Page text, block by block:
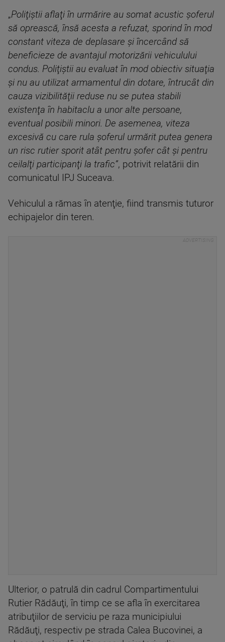
„Poliţiştii aflaţi în urmărire au somat acustic şoferul
să oprească, însă acesta a refuzat, sporind în mod
constant viteza de deplasare şi încercând să
beneficieze de avantajul motorizării vehiculului
condus. Poliţiştii au evaluat în mod obiectiv situaţia
şi nu au utilizat armamentul din dotare, întrucât din
cauza vizibilităţii reduse nu se putea stabili
existenţa în habitaclu a unor alte persoane,
eventual posibili minori. De asemenea, viteza
excesivă cu care rula şoferul urmărit putea genera
un risc rutier sporit atât pentru şofer cât şi pentru
ceilalţi participanţi la trafic”, potrivit relatării din
comunicatul IPJ Suceava.
Vehiculul a rămas în atenţie, fiind transmis tuturor
echipajelor din teren.
Ulterior, o patrulă din cadrul Compartimentului
Rutier Rădăuţi, în timp ce se afla în exercitarea
atribuţiilor de serviciu pe raza municipiului
Rădăuţi, respectiv pe strada Calea Bucovinei, a